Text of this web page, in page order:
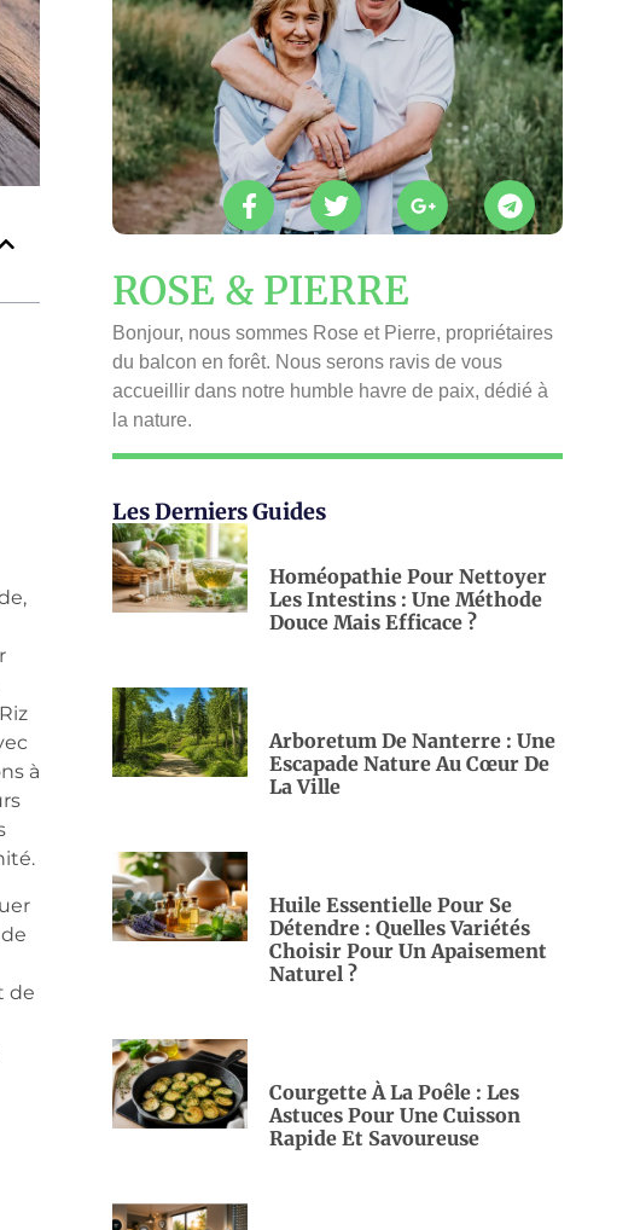
à
de
ROSE & PIERRE
Bonjour, nous sommes Rose et Pierre, propriétaires
du balcon en forêt. Nous serons ravis de vous
accueillir dans notre humble havre de paix, dédié à
la nature.
Les Derniers Guides
Homéopathie Pour Nettoyer
Les Intestins : Une Méthode
Douce Mais Efficace ?
Arboretum De Nanterre : Une
Escapade Nature Au Cœur De
La Ville
Huile Essentielle Pour Se
Détendre : Quelles Variétés
Choisir Pour Un Apaisement
Naturel ?
Courgette À La Poêle : Les
Astuces Pour Une Cuisson
Rapide Et Savoureuse